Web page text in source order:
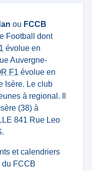
ou FCCB
Football dont
évolue en
Auvergne-
F1 évolue en
Isère. Le club
à regional. Il
(38) à
841 Rue Leo
et calendriers
du FCCB